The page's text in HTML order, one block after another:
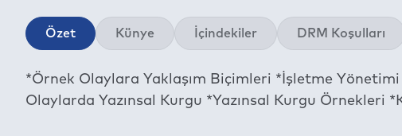
Özet Künye İçindekiler DRM Koşulları
*Örnek Olaylara Yaklaşım Biçimleri *İşletme
Olaylarda Yazınsal Kurgu *Yazınsal Kurgu Örnekleri